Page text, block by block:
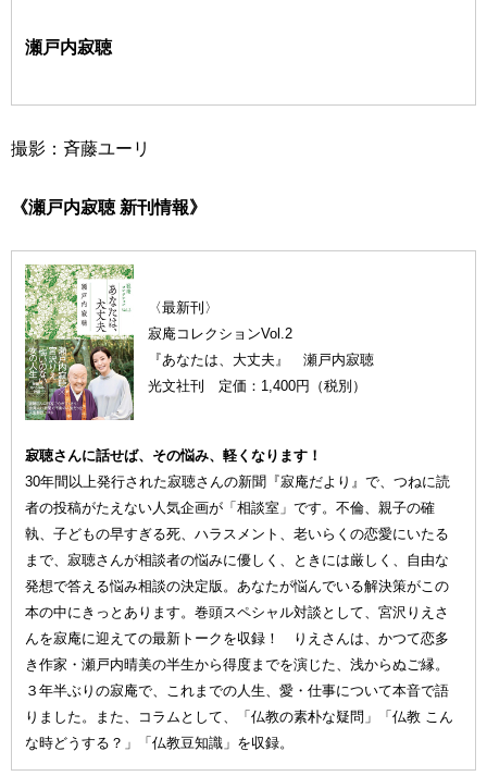
瀬戸内寂聴
撮影：斉藤ユーリ
《瀬戸内寂聴 新刊情報》
〈最新刊〉
寂庵コレクションVol.2
『あなたは、大丈夫』 瀬戸内寂聴
光文社刊 定価：1,400円（税別）
寂聴さんに話せば、その悩み、軽くなります！
30年間以上発行された寂聴さんの新聞『寂庵だより』で、つねに読
者の投稿がたえない人気企画が「相談室」です。不倫、親子の確
執、子どもの早すぎる死、ハラスメント、老いらくの恋愛にいたる
まで、寂聴さんが相談者の悩みに優しく、ときには厳しく、自由な
発想で答える悩み相談の決定版。あなたが悩んでいる解決策がこの
本の中にきっとあります。巻頭スペシャル対談として、宮沢りえさ
んを寂庵に迎えての最新トークを収録！ りえさんは、かつて恋多
き作家・瀬戸内晴美の半生から得度までを演じた、浅からぬご縁。
３年半ぶりの寂庵で、これまでの人生、愛・仕事について本音で語
りました。また、コラムとして、「仏教の素朴な疑問」「仏教 こん
な時どうする？」「仏教豆知識」を収録。